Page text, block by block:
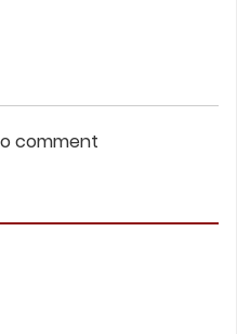
comment